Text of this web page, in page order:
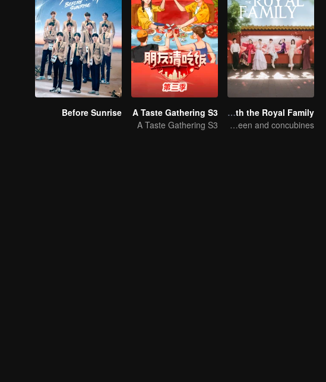
Travel With the Royal Family
New journey with the queen and concubines
A Taste Gathering S3
A Taste Gathering S3
Before Sunrise